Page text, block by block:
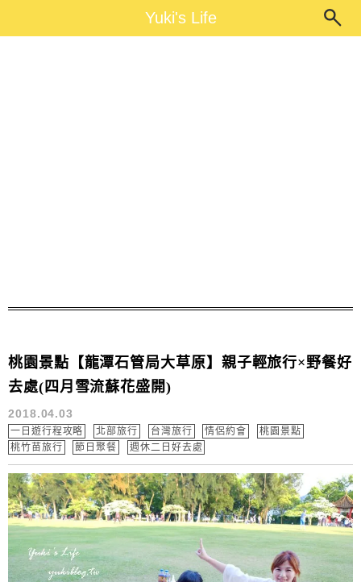
Yuki's LifeYuki's Life
桃園景點【龍潭石管局大草原】親子輕旅行×野餐好
去處(四月雪流蘇花盛開)
2018.04.03
一日遊行程攻略 北部旅行 台灣旅行 情侶約會
桃園景點
桃竹苗旅行
節日聚餐 週休二日好去處